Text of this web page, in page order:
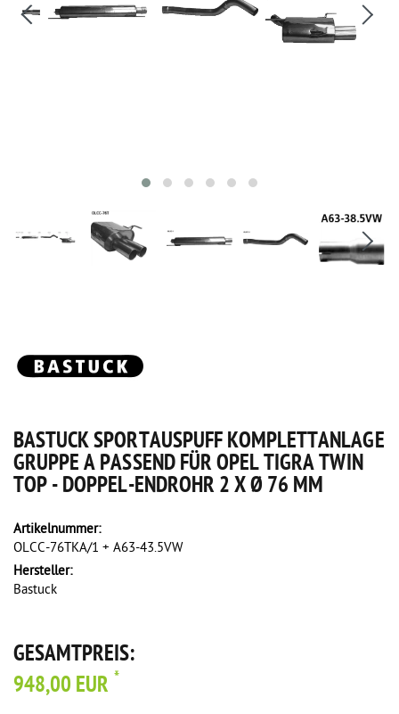
BASTUCK SPORTAUSPUFF KOMPLETTANLAGE
GRUPPE A PASSEND FÜR OPEL TIGRA TWIN
TOP - DOPPEL-ENDROHR 2 X Ø 76 MM
Artikelnummer:
OLCC-76TKA/1 + A63-43.5VW
Hersteller:
Bastuck
GESAMTPREIS:
948,00 EUR *